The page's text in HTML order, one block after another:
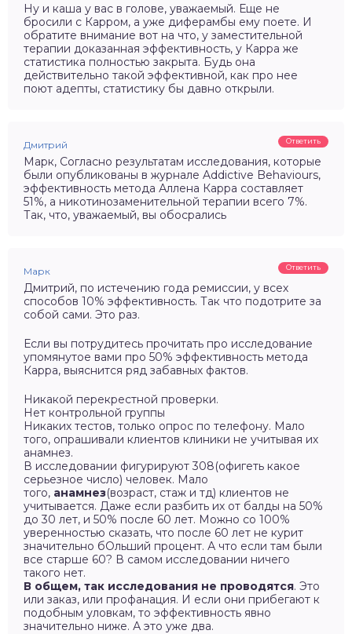
Ну и каша у вас в голове, уважаемый. Еще не
бросили с Карром, а уже диферамбы ему поете. И
обратите внимание вот на что, у заместительной
терапии доказанная эффективность, у Карра же
статистика полностью закрыта. Будь она
действительно такой эффективной, как про нее
поют адепты, статистику бы давно открыли.
Дмитрий Ответить
Марк, Согласно результатам исследования, которые
были опубликованы в журнале Addictive Behaviours,
эффективность метода Аллена Карра составляет
51%, а никотинозаменительной терапии всего 7%.
Так, что, уважаемый, вы обосрались
Марк Ответить
Дмитрий, по истечению года ремиссии, у всех
способов 10% эффективность. Так что подотрите за
собой сами. Это раз.
Если вы потрудитесь прочитать про исследование
упомянутое вами про 50% эффективность метода
Карра, выяснится ряд забавных фактов.
Никакой перекрестной проверки.
Нет контрольной группы
Никаких тестов, только опрос по телефону. Мало
того, опрашивали клиентов клиники не учитывая их
анамнез.
В исследовании фигурируют 308(офигеть какое
серьезное число) человек. Мало
того, анамнез(возраст, стаж и тд) клиентов не
учитывается. Даже если разбить их от балды на 50%
до 30 лет, и 50% после 60 лет. Можно со 100%
уверенностью сказать, что после 60 лет не курит
значительно бОльший процент. А что если там были
все старше 60? В самом исследовании ничего
такого нет.
В общем, так исследования не проводятся. Это
или заказ, или профанация. И если они прибегают к
подобным уловкам, то эффективность явно
значительно ниже. А это уже два.